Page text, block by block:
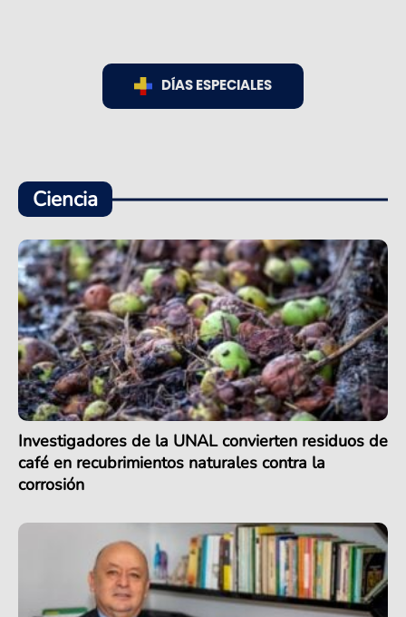
DÍAS ESPECIALES
Ciencia
Investigadores de la UNAL convierten residuos de
café en recubrimientos naturales contra la
corrosión